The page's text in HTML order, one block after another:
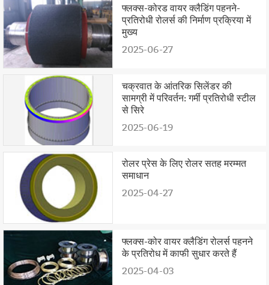
फ्लक्स-कोरड वायर क्लैडिंग पहनने-
प्रतिरोधी रोलर्स की निर्माण प्रक्रिया में
मुख्य
2025-06-27
चक्रवात के आंतरिक सिलेंडर की
सामग्री में परिवर्तन: गर्मी प्रतिरोधी स्टील
से सिरे
2025-06-19
रोलर प्रेस के लिए रोलर सतह मरम्मत
समाधान
2025-04-27
फ्लक्स-कोर वायर क्लैडिंग रोलर्स पहनने
के प्रतिरोध में काफी सुधार करते हैं
2025-04-03